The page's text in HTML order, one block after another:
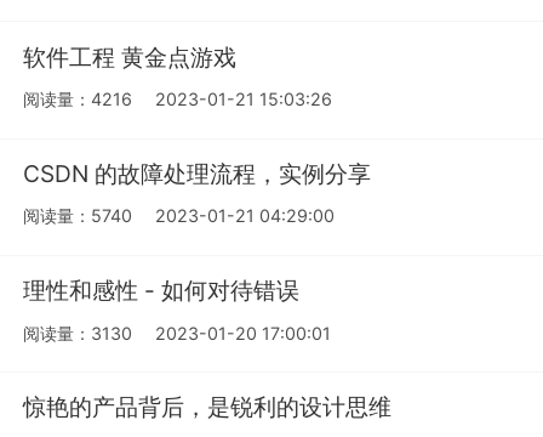
软件工程 黄金点游戏
阅读量：4216 2023-01-21 15:03:26
CSDN 的故障处理流程，实例分享
阅读量：5740 2023-01-21 04:29:00
理性和感性 - 如何对待错误
阅读量：3130 2023-01-20 17:00:01
惊艳的产品背后，是锐利的设计思维